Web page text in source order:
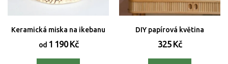
Keramická miska na ikebanu
od1 190 Kč
DIY papírová květina
325 Kč